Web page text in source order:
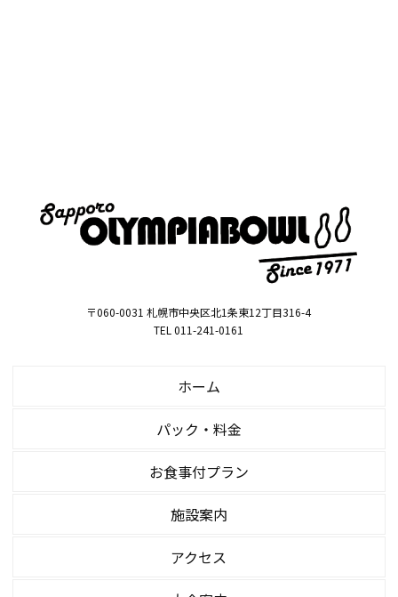
〒060-0031 札幌市中央区北1条東12丁目316-4
TEL 011-241-0161
ホーム
パック・料金
お食事付プラン
施設案内
アクセス